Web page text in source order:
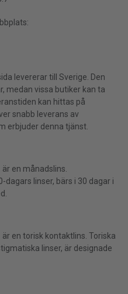
levererar till Sverige. Den
medan vissa butiker kan ta
kan hittas på
snabb leverans av
erbjuder denna tjänst.
är en månadslins.
dagars linser, bärs i 30 dagar i
en torisk kontaktlins. Toriska
linser, är designade